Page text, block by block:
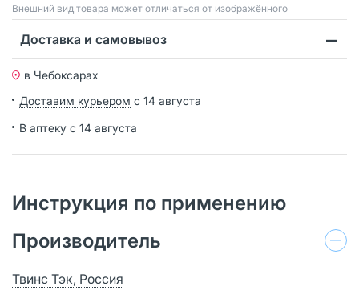
Bнешний вид товара может отличаться от изображённого
Доставка и самовывоз
в Чебоксарах
Доставим курьером с 14 августа
В аптеку с 14 августа
Инструкция по применению
Производитель
Твинс Тэк, Россия